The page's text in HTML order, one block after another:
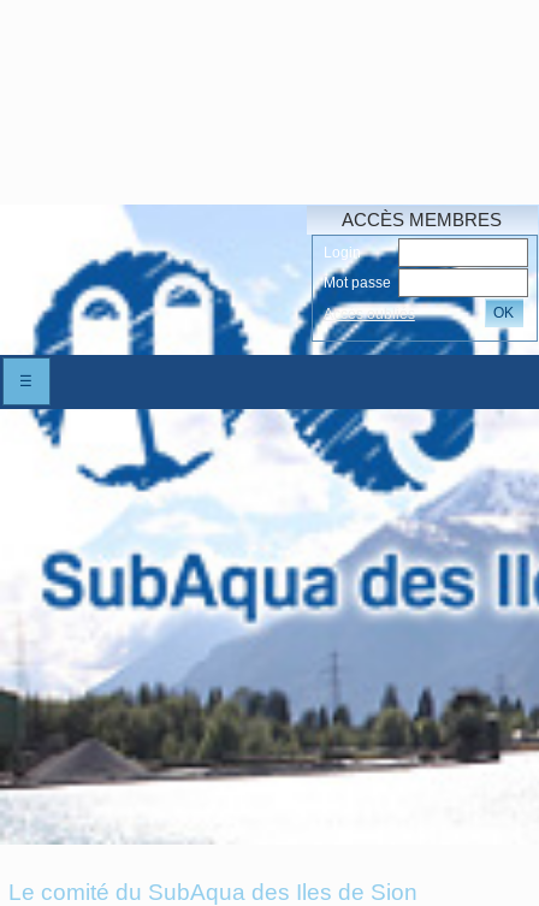
ACCÈS MEMBRES
Login
Mot passe
Accés oubliés
OK
☰
Le comité du SubAqua des Iles de Sion